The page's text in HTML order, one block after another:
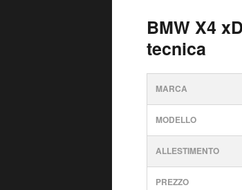
BMW X4
tecnica
MARCA
MODELLO
ALLESTIMENTO
PREZZO